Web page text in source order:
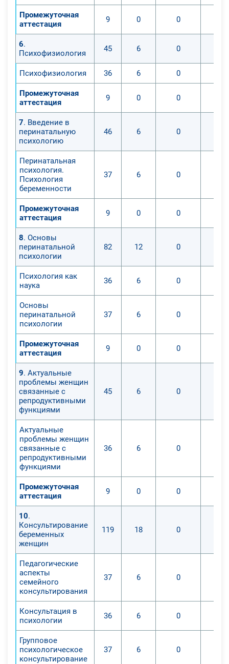
Промежуточная
аттестация
9 0 0
6.
Психофизиология
45 6 0
Психофизиология 36 6 0
Промежуточная
аттестация
9 0 0
7. Введение в
перинатальную
психологию
46 6 0
Перинатальная
психология.
Психология
беременности
37 6 0
Промежуточная
аттестация
9 0 0
8. Основы
перинатальной
психологии
82 12 0
Психология как
наука
36 6 0
Основы
перинатальной
психологии
37 6 0
Промежуточная
аттестация
9 0 0
9. Актуальные
проблемы женщин
связанные с
репродуктивными
функциями
45 6 0
Актуальные
проблемы женщин
связанные с
репродуктивными
функциями
36 6 0
Промежуточная
аттестация
9 0 0
10.
Консультирование
беременных
женщин
119 18 0
Педагогические
аспекты
семейного
консультирования
37 6 0
Консультация в
психологии
36 6 0
Групповое
психологическое
консультирование
37 6 0